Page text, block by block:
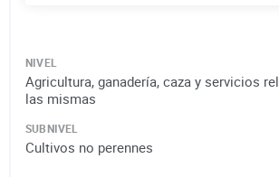
NIVEL
Agricultura, ganadería, caza y servicios
las mismas
SUBNIVEL
Cultivos no perennes